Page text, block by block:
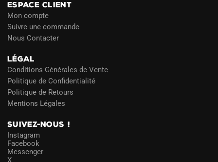
ESPACE CLIENT
Mon compte
Suivre une commande
Nous Contacter
LÉGAL
Conditions Générales de Vente
Politique de Confidentialité
Politique de Retours
Mentions Légales
SUIVEZ-NOUS !
Instagram
Facebook
Messenger
X